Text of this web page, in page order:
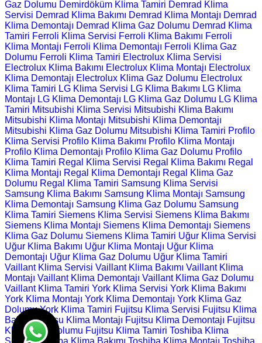
Gaz Dolumu Demirdöküm Klima Tamiri Demrad Klima
Servisi Demrad Klima Bakımı Demrad Klima Montajı Demrad
Klima Demontajı Demrad Klima Gaz Dolumu Demrad Klima
Tamiri Ferroli Klima Servisi Ferroli Klima Bakımı Ferroli
Klima Montajı Ferroli Klima Demontajı Ferroli Klima Gaz
Dolumu Ferroli Klima Tamiri Electrolux Klima Servisi
Electrolux Klima Bakımı Electrolux Klima Montajı Electrolux
Klima Demontajı Electrolux Klima Gaz Dolumu Electrolux
Klima Tamiri LG Klima Servisi LG Klima Bakımı LG Klima
Montajı LG Klima Demontajı LG Klima Gaz Dolumu LG Klima
Tamiri Mitsubishi Klima Servisi Mitsubishi Klima Bakımı
Mitsubishi Klima Montajı Mitsubishi Klima Demontajı
Mitsubishi Klima Gaz Dolumu Mitsubishi Klima Tamiri Profilo
Klima Servisi Profilo Klima Bakımı Profilo Klima Montajı
Profilo Klima Demontajı Profilo Klima Gaz Dolumu Profilo
Klima Tamiri Regal Klima Servisi Regal Klima Bakımı Regal
Klima Montajı Regal Klima Demontajı Regal Klima Gaz
Dolumu Regal Klima Tamiri Samsung Klima Servisi
Samsung Klima Bakımı Samsung Klima Montajı Samsung
Klima Demontajı Samsung Klima Gaz Dolumu Samsung
Klima Tamiri Siemens Klima Servisi Siemens Klima Bakımı
Siemens Klima Montajı Siemens Klima Demontajı Siemens
Klima Gaz Dolumu Siemens Klima Tamiri Uğur Klima Servisi
Uğur Klima Bakımı Uğur Klima Montajı Uğur Klima
Demontajı Uğur Klima Gaz Dolumu Uğur Klima Tamiri
Vaillant Klima Servisi Vaillant Klima Bakımı Vaillant Klima
Montajı Vaillant Klima Demontajı Vaillant Klima Gaz Dolumu
Vaillant Klima Tamiri York Klima Servisi York Klima Bakımı
York Klima Montajı York Klima Demontajı York Klima Gaz
Dolumu York Klima Tamiri Fujitsu Klima Servisi Fujitsu Klima
Bakımı Fujitsu Klima Montajı Fujitsu Klima Demontajı Fujitsu
Klima Gaz Dolumu Fujitsu Klima Tamiri Toshiba Klima
Servisi Toshiba Klima Bakımı Toshiba Klima Montajı Toshiba